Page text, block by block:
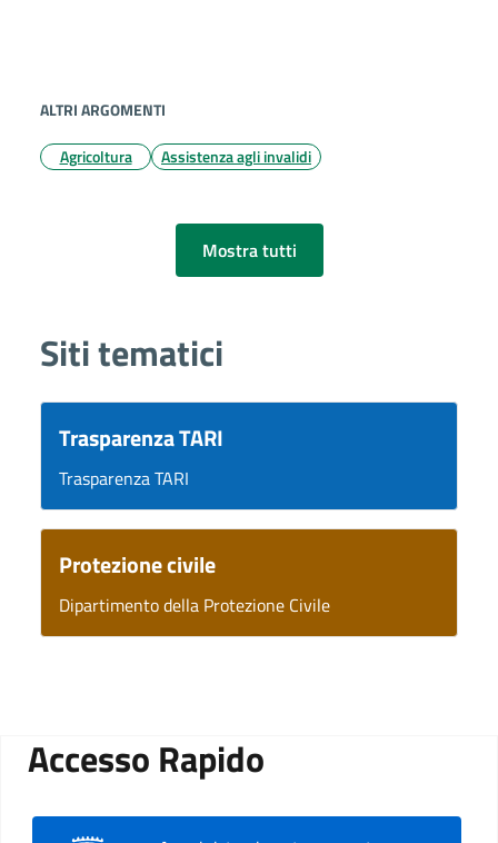
ALTRI ARGOMENTI
Agricoltura
Assistenza agli invalidi
Mostra tutti
Siti tematici
Trasparenza TARI
Trasparenza TARI
Protezione civile
Dipartimento della Protezione Civile
Accesso Rapido